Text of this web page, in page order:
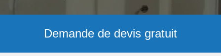
Demande de devis gratuit